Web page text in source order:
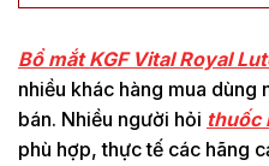
Bổ mắt KGF Vital Royal
nhiều khác hàng mua dùng
bán. Nhiều người hỏi thuốc
phù hợp, thực tế các hãng